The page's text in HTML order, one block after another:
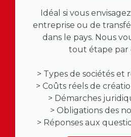
Idéal si vous
entreprise ou de
dans le pays. Nous
tout étape par
> Types de sociétés et
> Coûts réels de
> Démarches
> Obligations des
> Réponses aux